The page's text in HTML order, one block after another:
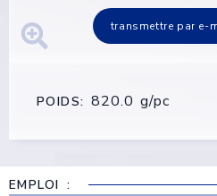
transmettre par e-
POIDS: 820.0 g/pc
EMPLOI :